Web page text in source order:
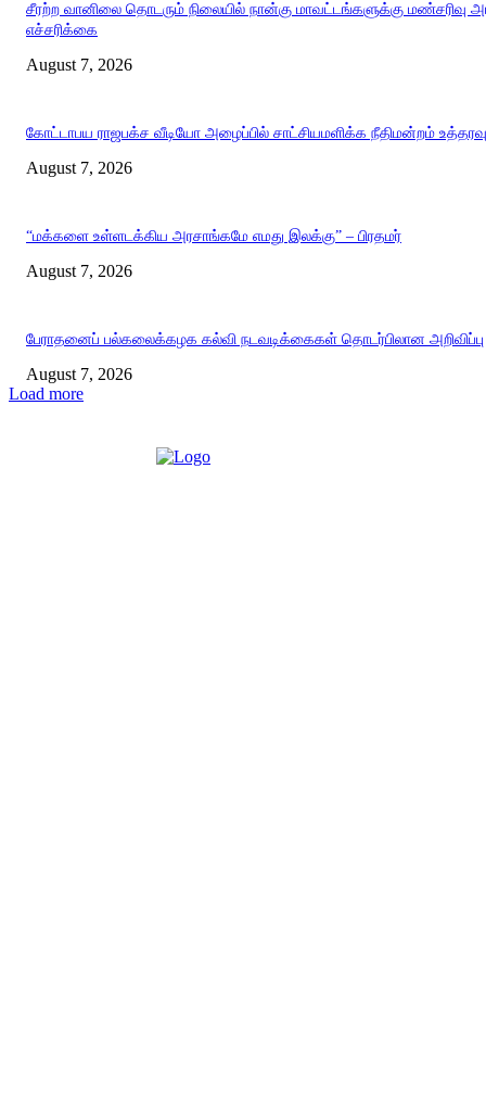
சீரற்ற வானிலை தொடரும் நிலையில் நான்கு மாவட்டங்களுக்கு மண்சரிவு
எச்சரிக்கை
August 7, 2026
கோட்டாபய ராஜபக்ச வீடியோ அழைப்பில் சாட்சியமளிக்க நீதிமன்றம் உத்தரவு
August 7, 2026
“மக்களை உள்ளடக்கிய அரசாங்கமே எமது இலக்கு” – பிரதமர்
August 7, 2026
பேராதனைப் பல்கலைக்கழக கல்வி நடவடிக்கைகள் தொடர்பிலான அறிவிப்பு
August 7, 2026
Load more